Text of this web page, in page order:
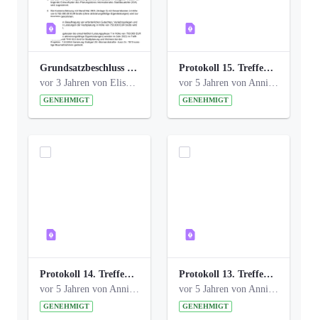
Grundsatzbeschluss Bismarckplatz_440_2021.pdf
vor 3 Jahren von Elisa Söll
GENEHMIGT
Protokoll 15. Treffen 20161006 AG Bismarckplatz.pdf
vor 5 Jahren von Anni Schlumberger
GENEHMIGT
Protokoll 14. Treffen 20160613 AG Bismarckplatz.pdf
vor 5 Jahren von Anni Schlumberger
GENEHMIGT
Protokoll 13. Treffen 20151130 AG Bismarckplatz.pdf
vor 5 Jahren von Anni Schlumberger
GENEHMIGT